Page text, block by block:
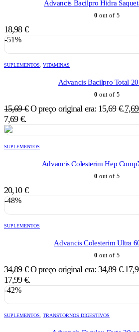
Advancis Bacilpro Hidra
0 out of 5
18,98 €
-51%
SUPLEMENTOS VITAMINAS
Advancis Bacilpro Total 20
0 out of 5
15,69€ O preço original era: 15,69 €.
7,69 €.
SUPLEMENTOS
Advancis Colesterim Hep
0 out of 5
20,10 €
-48%
SUPLEMENTOS
Advancis Colesterim Ultra
0 out of 5
34,89€ O preço original era: 34,89 €.
17,99 €.
-42%
SUPLEMENTOS TRANSTORNOS DIGESTIVOS